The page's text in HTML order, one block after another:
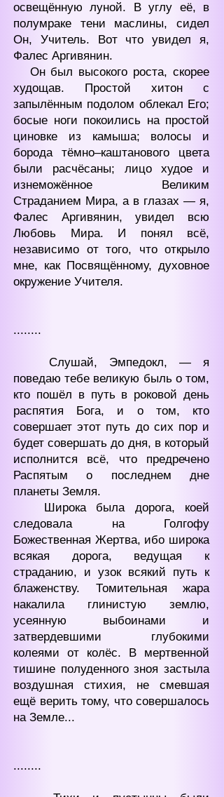
освещённую луной. В углу её, в
полумраке тени маслины, сидел
Он, Учитель. Вот что увидел я,
Фалес Аргивянин.
Он был высокого роста, скорее
худощав. Простой хитон с
запылённым подолом облекал Его;
босые ноги покоились на простой
циновке из камыша; волосы и
борода тёмно‒каштанового цвета
были расчёсаны; лицо худое и
изнеможённое Великим
Страданием Мира, а в глазах — я,
Фалес Аргивянин, увидел всю
Любовь Мира. И понял всё,
независимо от того, что открыло
мне, как Посвящённому, духовное
окружение Учителя.
........
Слушай, Эмпедокл, — я
поведаю тебе великую быль о том,
кто пошёл в путь в роковой день
распятия Бога, и о том, кто
совершает этот путь до сих пор и
будет совершать до дня, в который
исполнится всё, что предречено
Распятым о последнем дне
планеты Земля.
Широка была дорога, коей
следовала на Голгофу
Божественная Жертва, ибо широка
всякая дорога, ведущая к
страданию, и узок всякий путь к
блаженству. Томительная жара
накалила глинистую землю,
усеянную выбоинами и
затвердевшими глубокими
колеями от колёс. В мертвенной
тишине полуденного зноя застыла
воздушная стихия, не смевшая
ещё верить тому, что совершалось
на Земле...
........